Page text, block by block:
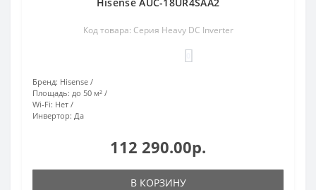
Код товара: Серия Heavy DC Inverter
Бренд: Hisense
Площадь: до 50 м²
Wi-Fi: Нет
Инвертор: Да
112 290.00р.
В КОРЗИНУ